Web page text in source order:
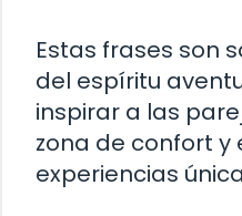
Estas frases son
del espíritu
inspirar a las
zona de confort
experiencias